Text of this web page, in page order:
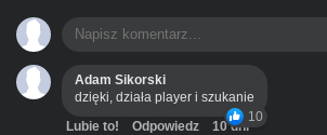
Adam Sikorski
dzięki, działa player i szukanie
10
Lubie to! Odpowiedz
10 dni